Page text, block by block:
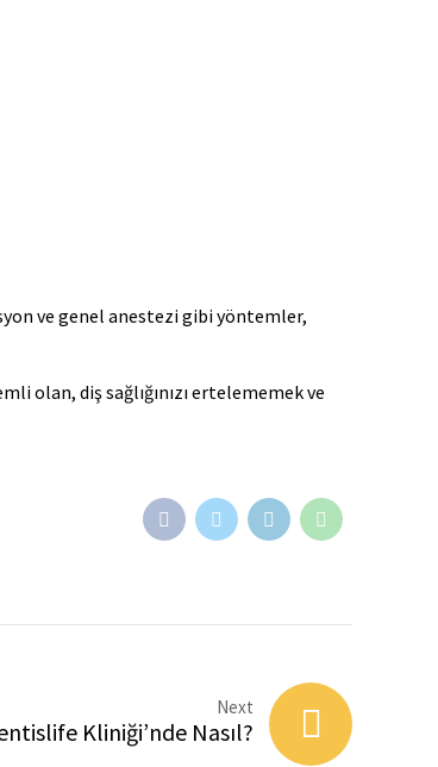
ve genel anestezi gibi yöntemler,
olan, diş sağlığınızı ertelememek ve
Next
Kliniği’nde Nasıl?